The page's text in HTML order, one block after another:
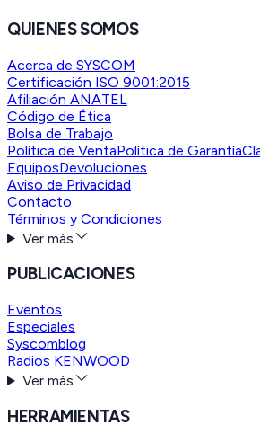
QUIENES SOMOS
Acerca de SYSCOM
Certificación ISO 9001:2015
Afiliación ANATEL
Código de Ética
Bolsa de Trabajo
Política de VentaPolítica de Garantía
EquiposDevoluciones
Aviso de Privacidad
Contacto
Términos y Condiciones
Ver más
PUBLICACIONES
Eventos
Especiales
Syscomblog
Radios KENWOOD
Ver más
HERRAMIENTAS